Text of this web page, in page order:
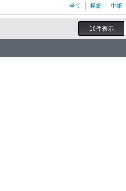
全て 極細 中細
10件表示